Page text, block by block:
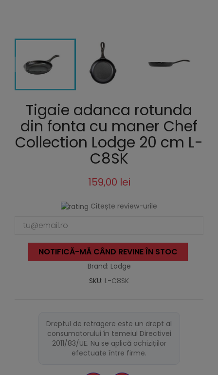
Tigaie adanca rotunda
din fonta cu maner Chef
Collection Lodge 20 cm L-
C8SK
159,00 lei
Citește review-urile
NOTIFICĂ-MĂ CÂND REVINE ÎN STOC
Brand: Lodge
SKU: L-C8SK
Dreptul de retragere este un drept al
consumatorului în temeiul Directivei
2011/83/UE. Nu se aplică achizițiilor
efectuate între firme.